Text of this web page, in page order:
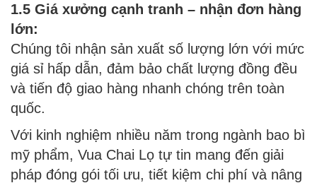
1.5 Giá xưởng cạnh tranh – nhận đơn hàng
lớn:
Chúng tôi nhận sản xuất số lượng lớn với mức
giá sỉ hấp dẫn, đảm bảo chất lượng đồng đều
và tiến độ giao hàng nhanh chóng trên toàn
quốc.
Với kinh nghiệm nhiều năm trong ngành bao bì
mỹ phẩm, Vua Chai Lọ tự tin mang đến giải
pháp đóng gói tối ưu, tiết kiệm chi phí và nâng